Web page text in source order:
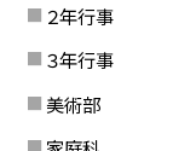
２年行事
３年行事
美術部